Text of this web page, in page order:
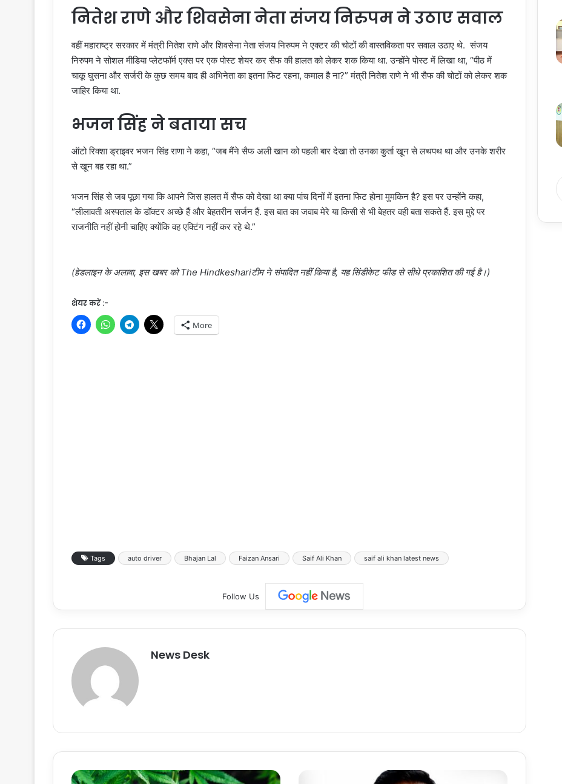
नितेश राणे और शिवसेना नेता संजय निरुपम ने उठाए सवाल
वहीं महाराष्ट्र सरकार में मंत्री नितेश राणे और शिवसेना नेता संजय निरुपम ने एक्टर की चोटों की वास्तविकता पर सवाल उठाए थे. संजय
निरुपम ने सोशल मीडिया प्लेटफॉर्म एक्स पर एक पोस्ट शेयर कर सैफ की हालत को लेकर शक किया था. उन्होंने पोस्ट में लिखा था, “पीठ में
चाकू घुसना और सर्जरी के कुछ समय बाद ही अभिनेता का इतना फिट रहना, कमाल है ना?” मंत्री नितेश राणे ने भी सैफ की चोटों को लेकर शक
जाहिर किया था.
भजन सिंह ने बताया सच
ऑटो रिक्शा ड्राइवर भजन सिंह राणा ने कहा, “जब मैंने सैफ अली खान को पहली बार देखा तो उनका कुर्ता खून से लथपथ था और उनके शरीर
से खून बह रहा था.”
भजन सिंह से जब पूछा गया कि आपने जिस हालत में सैफ को देखा था क्या पांच दिनों में इतना फिट होना मुमकिन है? इस पर उन्होंने कहा,
“लीलावती अस्पताल के डॉक्टर अच्छे हैं और बेहतरीन सर्जन हैं. इस बात का जवाब मेरे या किसी से भी बेहतर वही बता सकते हैं. इस मुद्दे पर
राजनीति नहीं होनी चाहिए क्योंकि वह एक्टिंग नहीं कर रहे थे.”
(हेडलाइन के अलावा, इस खबर को The Hindkeshariटीम ने संपादित नहीं किया है, यह सिंडीकेट फीड से सीधे प्रकाशित की गई है।)
शेयर करें :-
More
Tags auto driver Bhajan Lal Faizan Ansari Saif Ali Khan saif ali khan latest news
Follow Us
News Desk
हि